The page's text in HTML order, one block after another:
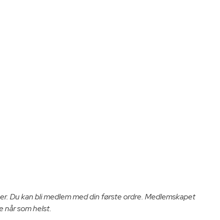
Du kan bli medlem med din første ordre. Medlemskapet
når som helst.